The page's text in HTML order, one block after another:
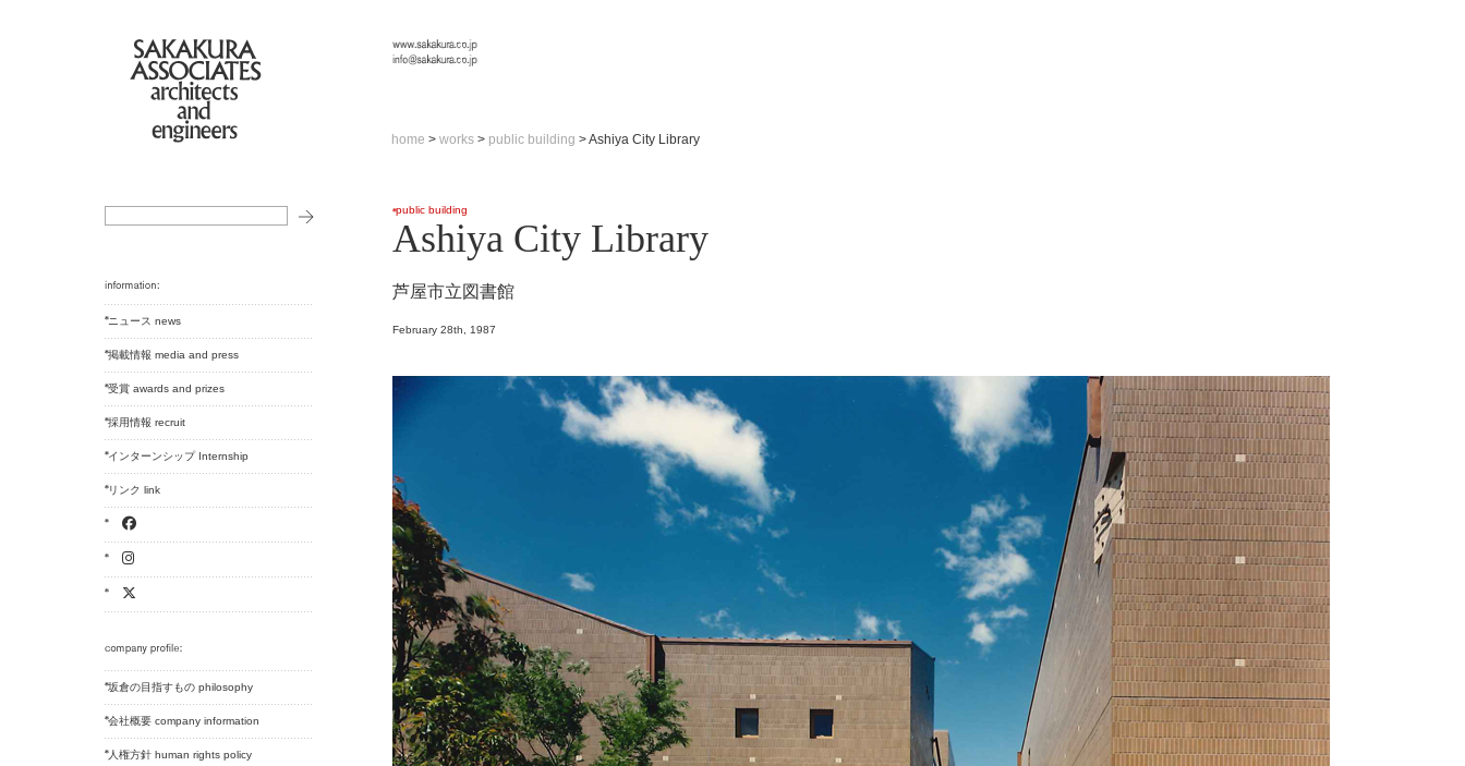
home > works > public building >Ashiya City Library
ニュース news
掲載情報 media and press
受賞 awards and prizes
採用情報 recruit
インターンシップ Internship
リンク link
坂倉の目指すもの philosophy
会社概要 company information
人権方針 human rights policy
public building
Ashiya City Library
芦屋市立図書館
February 28th, 1987